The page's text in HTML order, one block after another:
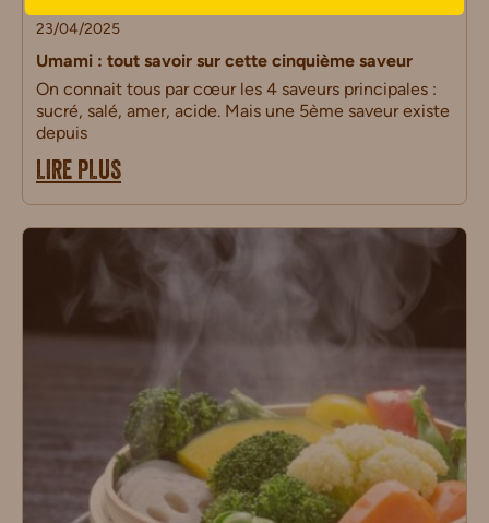
23/04/2025
Umami : tout savoir sur cette cinquième saveur
On connait tous par cœur les 4 saveurs principales :
sucré, salé, amer, acide. Mais une 5ème saveur existe
depuis
LIRE PLUS